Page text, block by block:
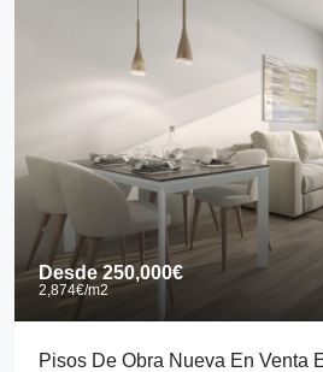
Desde250,000€
2,874€/m2
Pisos De Obra Nueva En Venta